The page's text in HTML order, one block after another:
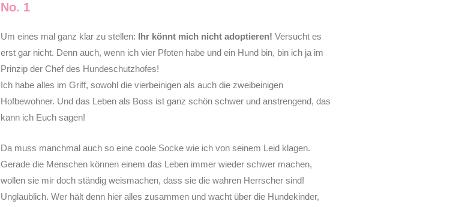
No. 1
Um eines mal ganz klar zu stellen: Ihr könnt mich nicht adoptieren! Versucht es
erst gar nicht. Denn auch, wenn ich vier Pfoten habe und ein Hund bin, bin ich ja im
Prinzip der Chef des Hundeschutzhofes!
Ich habe alles im Griff, sowohl die vierbeinigen als auch die zweibeinigen
Hofbewohner. Und das Leben als Boss ist ganz schön schwer und anstrengend, das
kann ich Euch sagen!
Da muss manchmal auch so eine coole Socke wie ich von seinem Leid klagen.
Gerade die Menschen können einem das Leben immer wieder schwer machen,
wollen sie mir doch ständig weismachen, dass sie die wahren Herrscher sind!
Unglaublich. Wer hält denn hier alles zusammen und wacht über die Hundekinder,